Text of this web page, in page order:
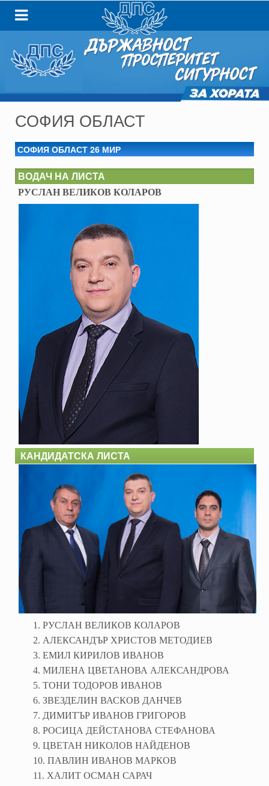
СОФИЯ ОБЛАСТ
СОФИЯ ОБЛАСТ 26 МИР
ВОДАЧ НА ЛИСТА
РУСЛАН ВЕЛИКОВ КОЛАРОВ
КАНДИДАТСКА ЛИСТА
1. РУСЛАН ВЕЛИКОВ КОЛАРОВ
2. АЛЕКСАНДЪР ХРИСТОВ МЕТОДИЕВ
3. ЕМИЛ КИРИЛОВ ИВАНОВ
4. МИЛЕНА ЦВЕТАНОВА АЛЕКСАНДРОВА
5. ТОНИ ТОДОРОВ ИВАНОВ
6. ЗВЕЗДЕЛИН ВАСКОВ ДАНЧЕВ
7. ДИМИТЪР ИВАНОВ ГРИГОРОВ
8. РОСИЦА ДЕЙСТАНОВА СТЕФАНОВА
9. ЦВЕТАН НИКОЛОВ НАЙДЕНОВ
10. ПАВЛИН ИВАНОВ МАРКОВ
11. ХАЛИТ ОСМАН САРАЧ